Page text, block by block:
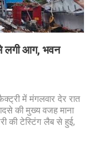
से लगी आग, भवन
में मंगलवार देर रात
की मुख्य वजह माना
की टेस्टिंग लैब से हुई,